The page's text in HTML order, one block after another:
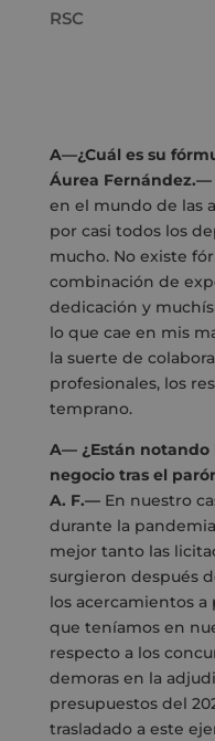
RSC
A—¿Cuál es su
Áurea Fernández.—
en el mundo de las
por casi todos los
mucho. No existe
combinación de
dedicación y
lo que cae en mis
la suerte de
profesionales, los
temprano.
A— ¿Están
negocio tras el
A. F.—En nuestro
durante la
mejor tanto las
surgieron después
los acercamientos
que teníamos en
respecto a los
demoras en la
presupuestos del
trasladado a este